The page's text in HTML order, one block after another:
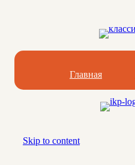
Главная
Skip to content